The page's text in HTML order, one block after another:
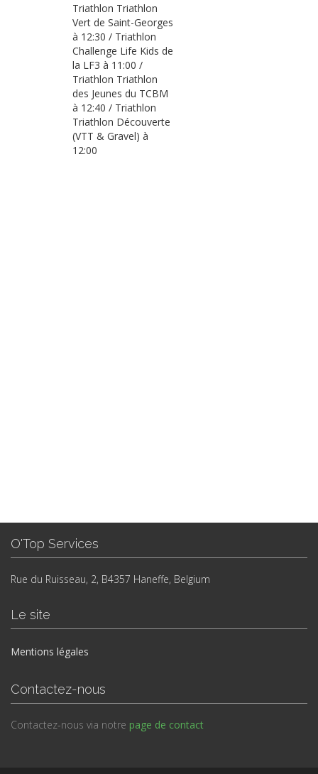
Triathlon Triathlon
Vert de Saint-Georges
à 12:30 / Triathlon
Challenge Life Kids de
la LF3 à 11:00 /
Triathlon Triathlon
des Jeunes du TCBM
à 12:40 / Triathlon
Triathlon Découverte
(VTT & Gravel) à
12:00
O'Top Services
Rue du Ruisseau, 2, B4357 Haneffe, Belgium
Le site
Mentions légales
Contactez-nous
Contactez-nous via notre page de contact